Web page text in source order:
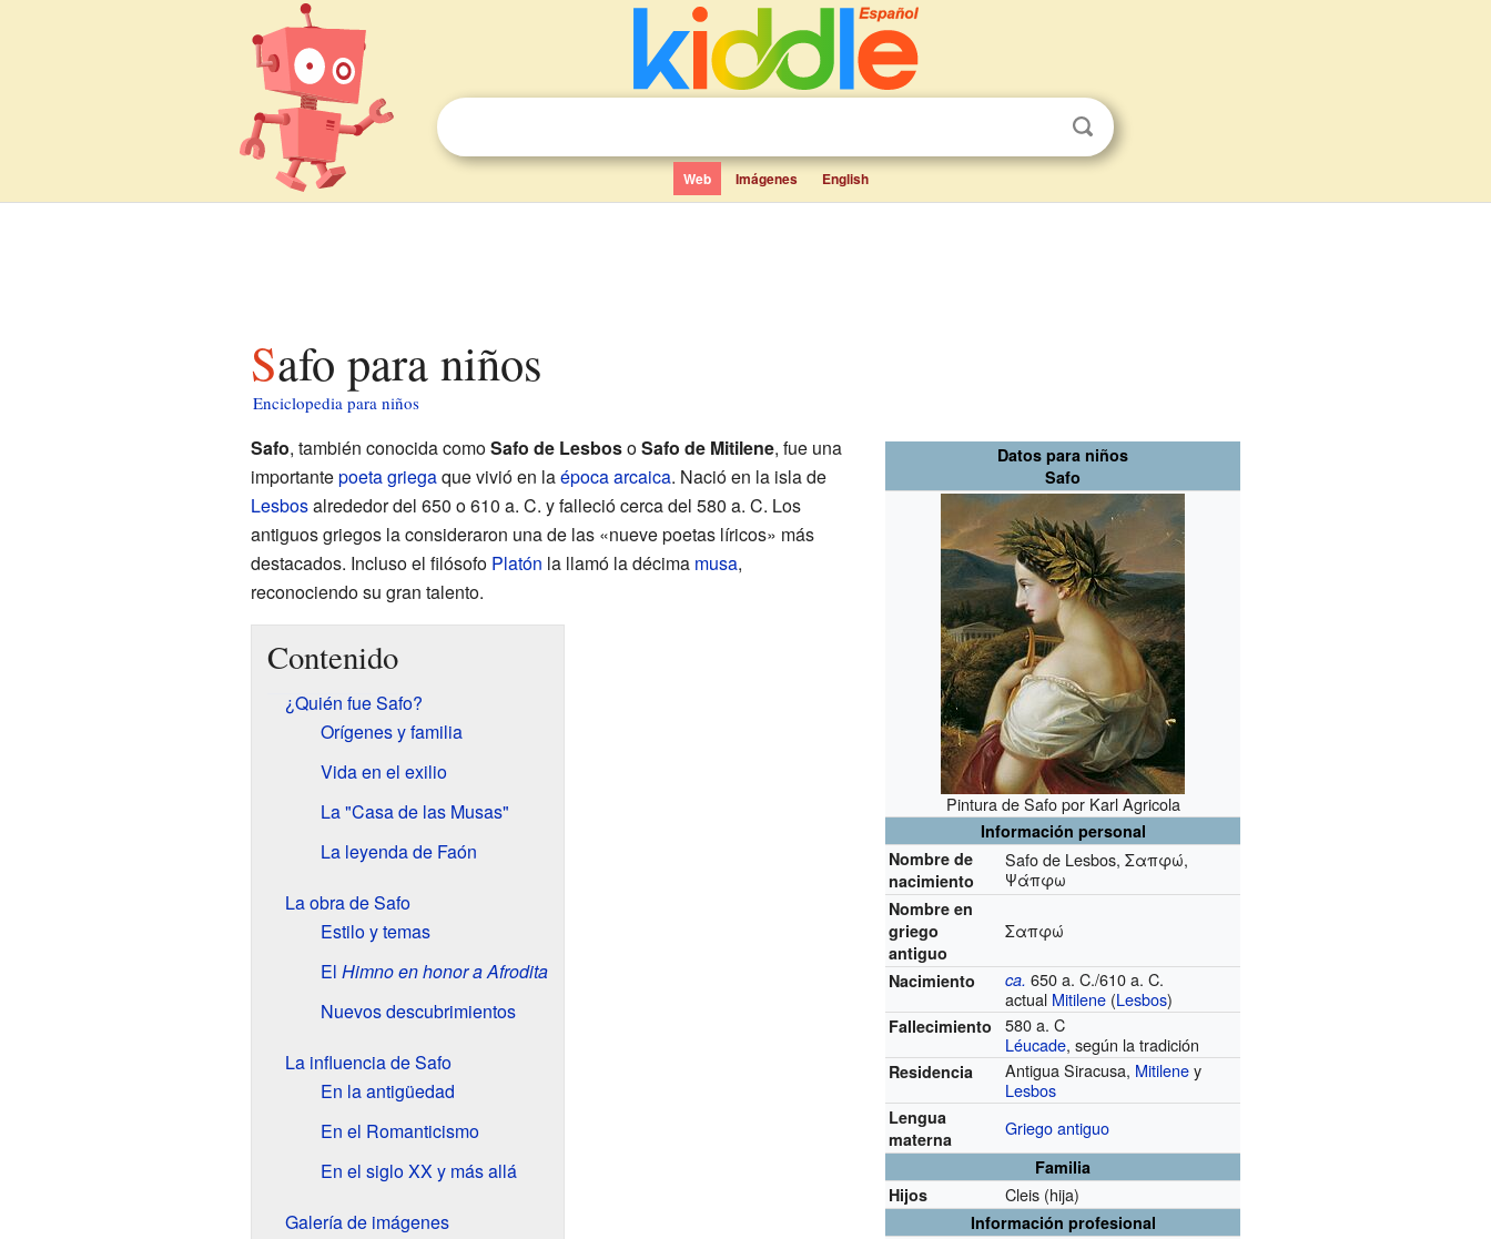
Web Imágenes English
Safo para niños
Enciclopedia para niños
Datos para niños
Safo
Pintura de Safo por Karl Agricola
Información personal
Nombre de
nacimiento
Safo de Lesbos, Σαπφώ,
Ψάπφω
Nombre en
griego
antiguo
Σαπφώ
Nacimiento ca. 650 a. C./610 a. C.
actual Mitilene (Lesbos)
Fallecimiento
580 a. C
Léucade, según la tradición
Residencia Antigua Siracusa, Mitileney
Lesbos
Lengua
materna
Griego antiguo
Familia
Hijos
Cleis (hija)
Información profesional
Safo, también conocida comoSafo de LesbosoSafo de Mitilene, fue una
importantepoetagriegaque vivió en laépoca arcaica. Nació en la isla de
Lesbosalrededor del 650 o 610 a. C. y falleció cerca del 580 a. C. Los
antiguos griegos la consideraron una de las «nueve poetas líricos» más
destacados. Incluso el filósofo Platón la llamó la décima musa,
reconociendo su gran talento.
Contenido
¿Quién fue Safo?
Orígenes y familia
Vida en el exilio
La "Casa de las Musas"
La leyenda de Faón
La obra de Safo
Estilo y temas
El Himno en honor a Afrodita
Nuevos descubrimientos
La influencia de Safo
En la antigüedad
En el Romanticismo
En el siglo XX y más allá
Galería de imágenes